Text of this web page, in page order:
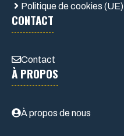
Politique de cookies (UE)
CONTACT
Contact
À PROPOS
À propos de nous